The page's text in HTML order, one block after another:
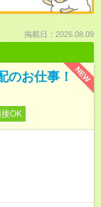
掲載日：2026.08.09
NEW
のお仕事！
OK